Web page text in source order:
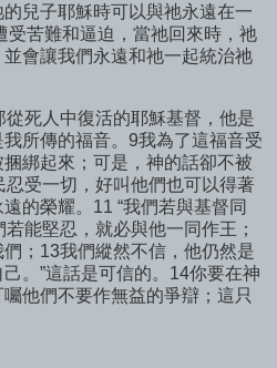
兒子耶穌時可以與祂永遠在一
受苦難和逼迫，當祂回來時，祂
會讓我們永遠和祂一起統治祂
死人中復活的耶穌基督，他是
所傳的福音。9我為了這福音受
綁起來；可是，神的話卻不被
受一切，好叫他們也可以得著
的榮耀。11 “我們若與基督同
能堅忍，就必與他一同作王；
；13我們縱然不信，他仍然是
。”這話是可信的。14你要在神
他們不要作無益的爭辯；這只